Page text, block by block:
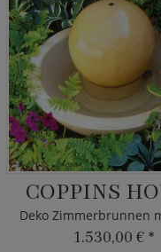
COPPINS
1.530,00 € *